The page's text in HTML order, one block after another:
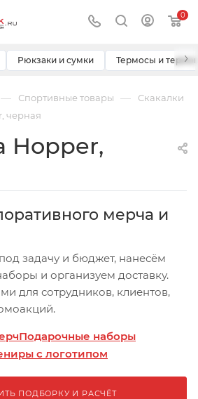
0
Рюкзаки и сумки Термосы и ›
— Спортивные товары — Скакалки
черная
Hopper,
мерча и
задачу и бюджет, нанесём
и организуем доставку.
для сотрудников, клиентов,
Подарочные наборы
с логотипом
ПОДБОРКУ И РАСЧЁТ